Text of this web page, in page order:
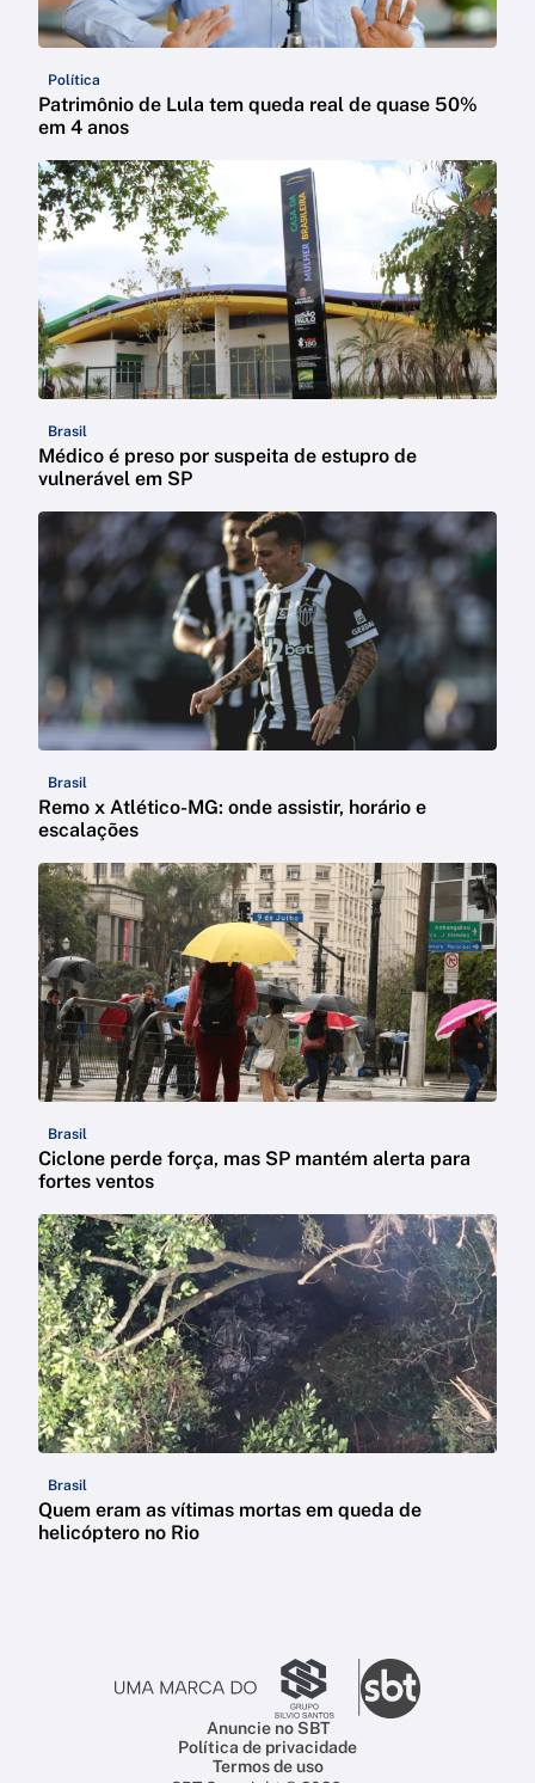
Política
Patrimônio de Lula tem queda real de quase 50%
em 4 anos
Brasil
Médico é preso por suspeita de estupro de
vulnerável em SP
Brasil
Remo x Atlético-MG: onde assistir, horário e
escalações
Brasil
Ciclone perde força, mas SP mantém alerta para
fortes ventos
Brasil
Quem eram as vítimas mortas em queda de
helicóptero no Rio
Anuncie no SBT
Política de privacidade
Termos de uso